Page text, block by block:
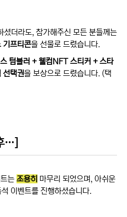
더라도, 참가해주신 모든 분들께는
기프티콘을 선물로 드렸습니다.
텀블러 + 웰컴NFT 스티커 + 스타
선택권을 보상으로 드렸습니다. (택
…]
는 조용히 마무리 되었으며, 아쉬운
이벤트를 진행하셨습니다.